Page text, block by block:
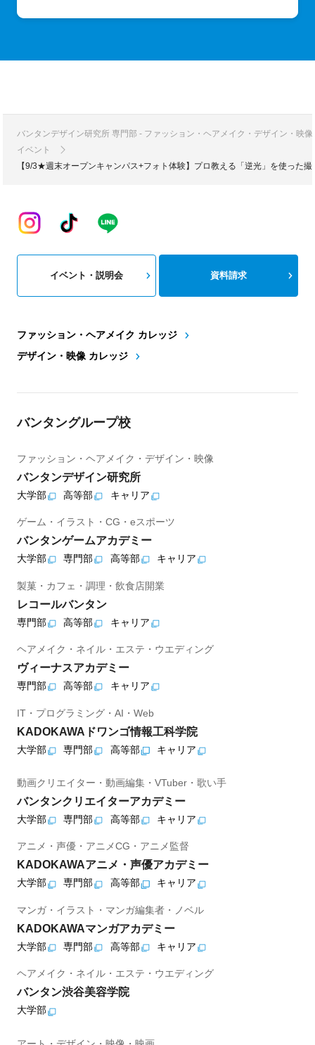
バンタンデザイン研究所 専門部 - ファッション・ヘアメイク・デザイン・映
イベント
【9/3★週末オープンキャンパス+フォト体験】プロ教える「逆光」を使った
ファッション・ヘアメイク カレッジ
デザイン・映像 カレッジ
イベント・説明会 資料請求
バンタングループ校
ファッション・ヘアメイク・デザイン・映像
バンタンデザイン研究所
大学部 高等部 キャリア
ゲーム・イラスト・CG・eスポーツ
バンタンゲームアカデミー
大学部 専門部 高等部 キャリア
製菓・カフェ・調理・飲食店開業
レコールバンタン
専門部 高等部 キャリア
ヘアメイク・ネイル・エステ・ウエディング
ヴィーナスアカデミー
専門部 高等部 キャリア
IT・プログラミング・AI・Web
KADOKAWAドワンゴ情報工科学院
大学部 専門部 高等部 キャリア
動画クリエイター・動画編集・VTuber・歌い手
バンタンクリエイターアカデミー
大学部 専門部 高等部 キャリア
アニメ・声優・アニメCG・アニメ監督
KADOKAWAアニメ・声優アカデミー
大学部 専門部 高等部 キャリア
マンガ・イラスト・マンガ編集者・ノベル
KADOKAWAマンガアカデミー
大学部 専門部 高等部 キャリア
ヘアメイク・ネイル・エステ・ウエディング
バンタン渋谷美容学院
大学部